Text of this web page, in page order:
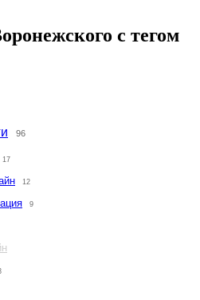
с тегом
96
17
12
9